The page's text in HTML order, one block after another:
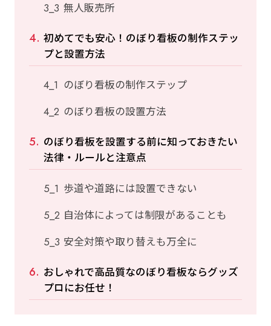
無人販売所
初めてでも安心！のぼり看板の制作ステッ
プと設置方法
のぼり看板の制作ステップ
のぼり看板の設置方法
のぼり看板を設置する前に知っておきたい
法律・ルールと注意点
歩道や道路には設置できない
自治体によっては制限があることも
安全対策や取り替えも万全に
おしゃれで高品質なのぼり看板ならグッズ
プロにお任せ！